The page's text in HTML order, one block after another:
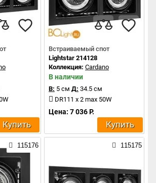
Купить
Встраиваемый спот
Lightstar 214128
Коллекция: Cardano
В наличии
В: 5 см Д: 34.5 см
DR111 x 2 max 50W
Цена: 7 036 Р.
Купить
115176 115175